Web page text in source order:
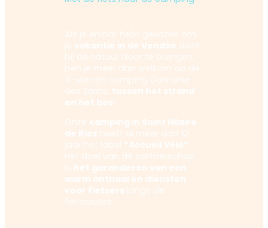
Als je ervoor hebt gekozen om
je vakantie in de Vendée dicht
bij de natuur door te brengen,
ben je meer dan welkom op de
4-sterren camping Domaine
des Salins, tussen het strand
en het bos!
Onze camping in Saint Hilaire
de Riez heeft al meer dan 10
jaar het label “Accueil Vélo”
Het doel van dit partnerschap
is het garanderen van een
warm onthaal en diensten
voor fietsers langs de
fietsroutes.